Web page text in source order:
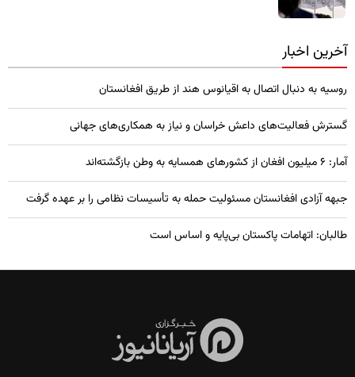
آخرین اخبار
روسیه به دنبال اتصال به اقیانوس هند از طریق افغانستان
گسترش فعالیت‌های داعش خراسان و نیاز به همکاری‌های جهانی
آمار: ۶ میلیون افغان از کشورهای همسایه به وطن بازگشته‌اند
جبهه آزادی افغانستان مسئولیت حمله به تأسیسات نظامی را بر عهده گرفت
طالبان: اتهامات پاکستان بی‌پایه و اساس است